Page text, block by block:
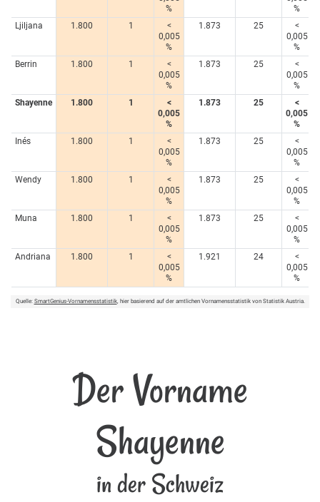
%
%
Ljiljana
1.800 1
<
0,005
%
1.873 25
<
0,005
%
Berrin
1.800 1
<
0,005
%
1.873 25
<
0,005
%
Shayenne
1.800 1
<
0,005
%
1.873 25
<
0,005
%
Inés
1.800 1
<
0,005
%
1.873 25
<
0,005
%
Wendy
1.800 1
<
0,005
%
1.873 25
<
0,005
%
Muna
1.800 1
<
0,005
%
1.873 25
<
0,005
%
Andriana
1.800 1
<
0,005
%
1.921 24
<
0,005
%
Quelle: SmartGenius-Vornamensstatistik, hier basierend auf der amtlichen Vornamensstatistik von Statistik Austria.
Der Vorname
Shayenne
in der Schweiz